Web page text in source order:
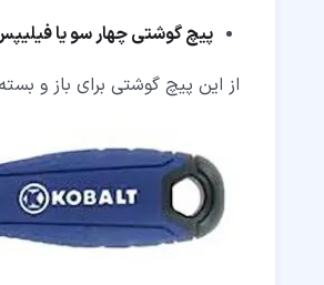
پیچ گوشتی چهار سو یا
از این پیچ گوشتی برای باز و